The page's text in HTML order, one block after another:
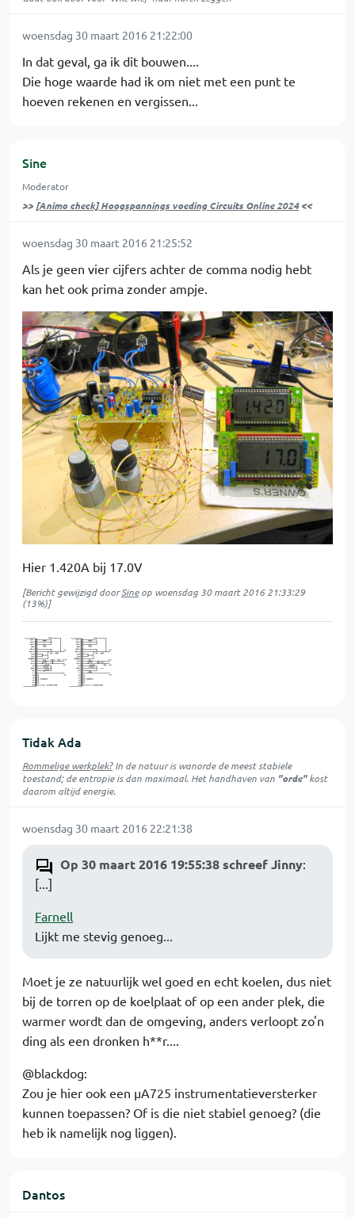
woensdag 30 maart 2016 21:22:00
In dat geval, ga ik dit bouwen....
Die hoge waarde had ik om niet met een punt te
hoeven rekenen en vergissen...
Sine
Moderator
>> [Animo check] Hoogspannings voeding Circuits Online 2024<<
woensdag 30 maart 2016 21:25:52
Als je geen vier cijfers achter de comma nodig hebt
kan het ook prima zonder ampje.
Hier 1.420A bij 17.0V
[Bericht gewijzigd doorSineop woensdag 30 maart 2016 21:33:29
(13%)]
Tidak Ada
Rommelige werkplek?In de natuur iswanordede meest stabiele
toestand; de entropie is dan maximaal. Het handhaven van "orde"kost
daarom altijd energie.
woensdag 30 maart 2016 22:21:38
Op 30 maart 2016 19:55:38 schreef Jinny:
[...]
Farnell
Lijkt me stevig genoeg...
Moet je ze natuurlijk wel goed en echt koelen, dus niet
bij de torren op de koelplaat of op een ander plek, die
warmer wordt dan de omgeving, anders verloopt zo'n
ding als een dronken h**r....
@blackdog:
Zou je hier ook een µA725 instrumentatieversterker
kunnen toepassen? Of is die niet stabiel genoeg? (die
heb ik namelijk nog liggen).
Dantos